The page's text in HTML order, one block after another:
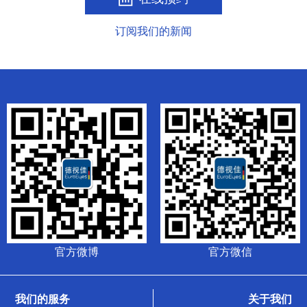
订阅我们的新闻
官方微博 官方微信
我们的服务 关于我们